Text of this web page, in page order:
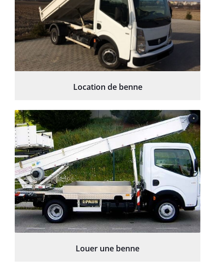
Location de benne
Louer une benne